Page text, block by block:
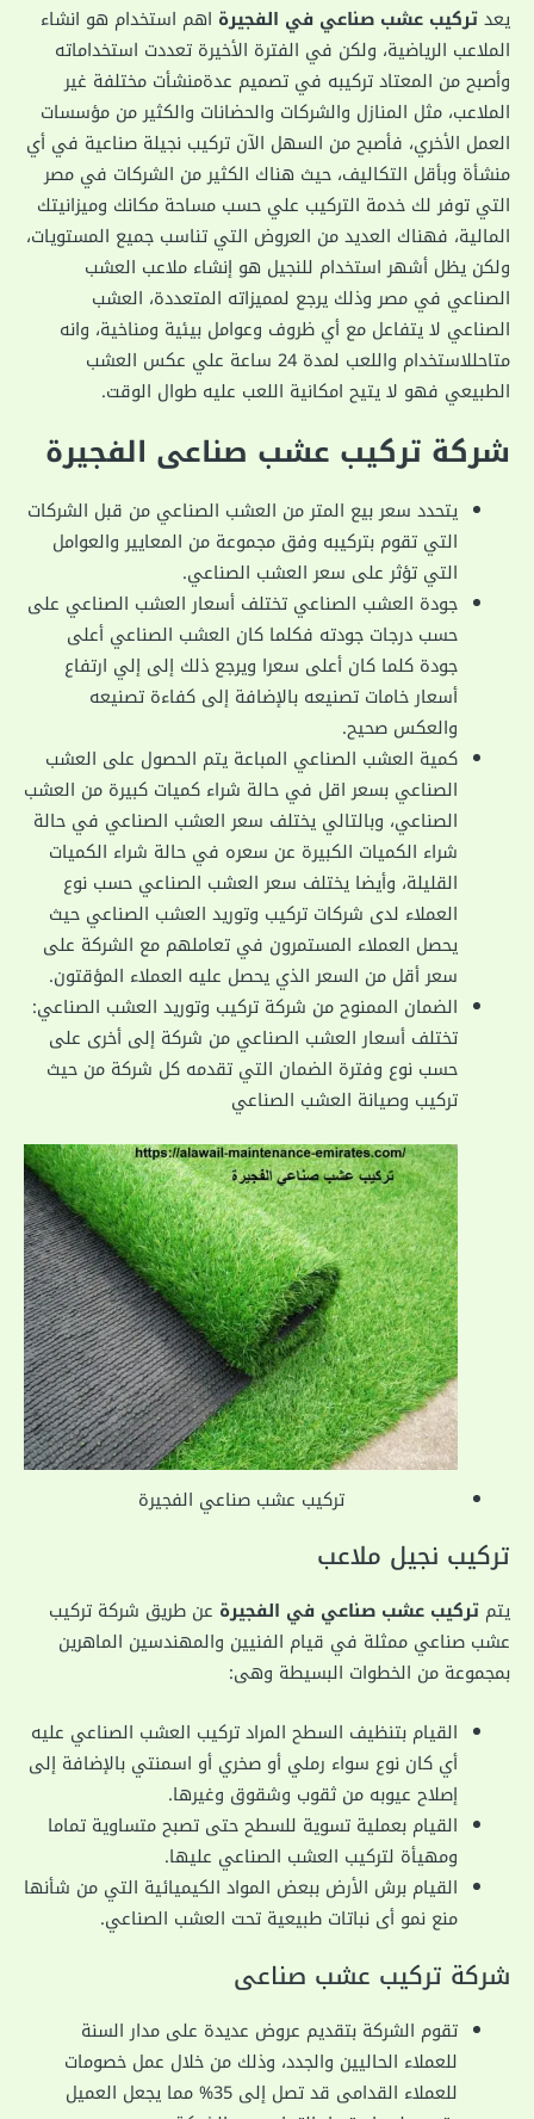
يعدتركيب عشب صناعي في الفجيرة اهم استخدام هو انشاء
الملاعب الرياضية، ولكن في الفترة الأخيرة تعددت استخداماته
وأصبح من المعتاد تركيبه في تصميم عدةمنشأت مختلفة غير
الملاعب، مثل المنازل والشركات والحضانات والكثير من مؤسسات
العمل الأخري، فأصبح من السهل الآن تركيب نجيلة صناعية في أي
منشأة وبأقل التكاليف، حيث هناك الكثير من الشركات في مصر
التي توفر لك خدمة التركيب علي حسب مساحة مكانك وميزانيتك
المالية، فهناك العديد من العروض التي تناسب جميع المستويات،
ولكن يظل أشهر استخدام للنجيل هو إنشاء ملاعب العشب
الصناعي في مصر وذلك يرجع لمميزاته المتعددة، العشب
الصناعي لا يتفاعل مع أي ظروف وعوامل بيئية ومناخية، وانه
متاحللاستخدام واللعب لمدة 24 ساعة علي عكس العشب
الطبيعي فهو لا يتيح امكانية اللعب عليه طوال الوقت.
شركة تركيب عشب صناعى الفجيرة
يتحدد سعر بيع المتر من العشب الصناعي من قبل الشركات
التي تقوم بتركيبه وفق مجموعة من المعايير والعوامل
التي تؤثر على سعر العشب الصناعي.
جودة العشب الصناعي تختلف أسعار العشب الصناعي على
حسب درجات جودته فكلما كان العشب الصناعي أعلى
جودة كلما كان أعلى سعرا ويرجع ذلك إلى إلي ارتفاع
أسعار خامات تصنيعه بالإضافة إلى كفاءة تصنيعه
والعكس صحيح.
كمية العشب الصناعي المباعة يتم الحصول على العشب
الصناعي بسعر اقل في حالة شراء كميات كبيرة من العشب
الصناعي، وبالتالي يختلف سعر العشب الصناعي في حالة
شراء الكميات الكبيرة عن سعره في حالة شراء الكميات
القليلة، وأيضا يختلف سعر العشب الصناعي حسب نوع
العملاء لدى شركات تركيب وتوريد العشب الصناعي حيث
يحصل العملاء المستمرون في تعاملهم مع الشركة على
سعر أقل من السعر الذي يحصل عليه العملاء المؤقتون.
الضمان الممنوح من شركة تركيب وتوريد العشب الصناعي:
تختلف أسعار العشب الصناعي من شركة إلى أخرى على
حسب نوع وفترة الضمان التي تقدمه كل شركة من حيث
تركيب وصيانة العشب الصناعي
تركيب عشب صناعي الفجيرة
تركيب نجيل ملاعب
يتم تركيب عشب صناعي في الفجيرة عن طريق شركة تركيب
عشب صناعي ممثلة في قيام الفنيين والمهندسين الماهرين
بمجموعة من الخطوات البسيطة وهى:
القيام بتنظيف السطح المراد تركيب العشب الصناعي عليه
أي كان نوع سواء رملي أو صخري أو اسمنتي بالإضافة إلى
إصلاح عيوبه من ثقوب وشقوق وغيرها.
القيام بعملية تسوية للسطح حتى تصبح متساوية تماما
ومهيأة لتركيب العشب الصناعي عليها.
القيام برش الأرض ببعض المواد الكيميائية التي من شأنها
منع نمو أى نباتات طبيعية تحت العشب الصناعي.
شركة تركيب عشب صناعى
تقوم الشركة بتقديم عروض عديدة على مدار السنة
للعملاء الحاليين والجدد، وذلك من خلال عمل خصومات
للعملاء القدامى قد تصل إلى 35% مما يجعل العميل